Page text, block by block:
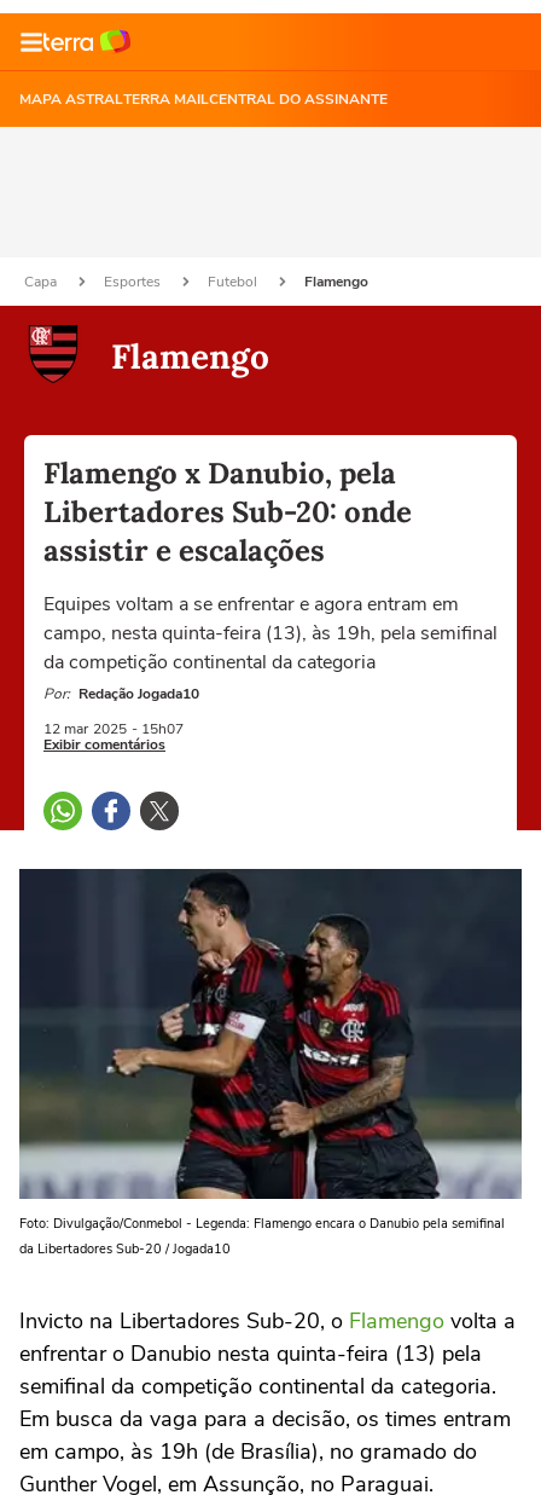
MAPA ASTRALTERRA MAILCENTRAL DO ASSINANTE
Capa Esportes Futebol Flamengo
Flamengo
Flamengo x Danubio, pela
Libertadores Sub-20: onde
assistir e escalações
Equipes voltam a se enfrentar e agora entram em
campo, nesta quinta-feira (13), às 19h, pela semifinal
da competição continental da categoria
Por: Redação Jogada10
12 mar 2025 - 15h07
Exibir comentários
Foto: Divulgação/Conmebol - Legenda: Flamengo encara o Danubio pela semifinal
da Libertadores Sub-20 / Jogada10
Invicto na Libertadores Sub-20, o Flamengo volta a
enfrentar o Danubio nesta quinta-feira (13) pela
semifinal da competição continental da categoria.
Em busca da vaga para a decisão, os times entram
em campo, às 19h (de Brasília), no gramado do
Gunther Vogel, em Assunção, no Paraguai.